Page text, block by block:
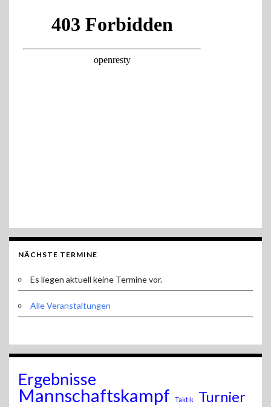
NÄCHSTE TERMINE
Es liegen aktuell keine Termine vor.
Alle Veranstaltungen
Ergebnisse
Mannschaftskampf Taktik Turnier